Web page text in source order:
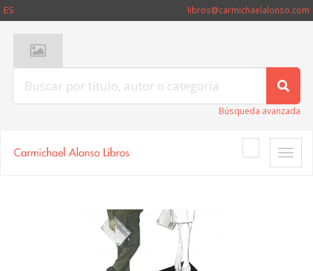
ES libros@carmichaelalonso.com
Búsqueda avanzada
Toggle